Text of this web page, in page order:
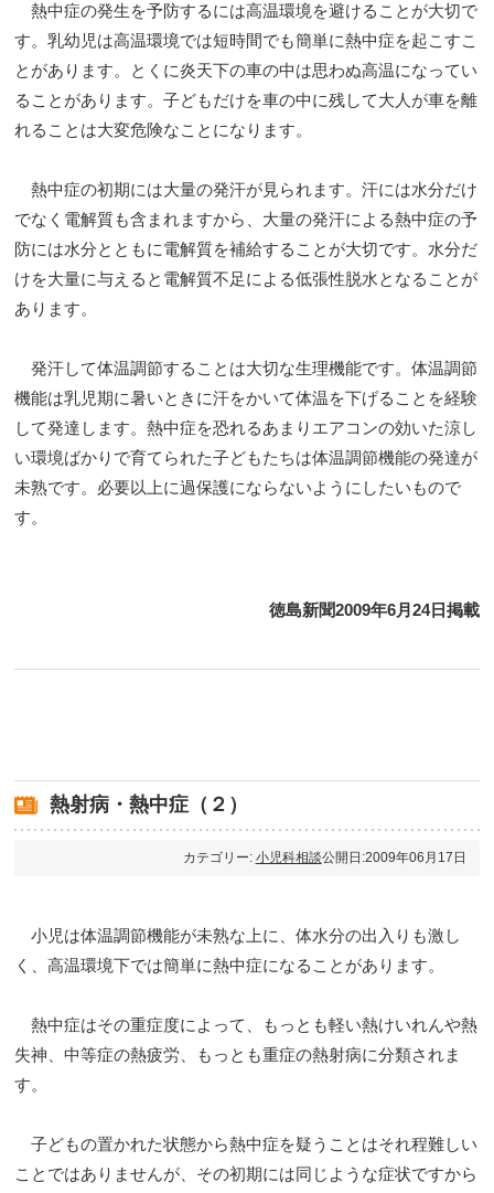
熱中症の発生を予防するには高温環境を避けることが大切で
す。乳幼児は高温環境では短時間でも簡単に熱中症を起こすこ
とがあります。とくに炎天下の車の中は思わぬ高温になってい
ることがあります。子どもだけを車の中に残して大人が車を離
れることは大変危険なことになります。
熱中症の初期には大量の発汗が見られます。汗には水分だけ
でなく電解質も含まれますから、大量の発汗による熱中症の予
防には水分とともに電解質を補給することが大切です。水分だ
けを大量に与えると電解質不足による低張性脱水となることが
あります。
発汗して体温調節することは大切な生理機能です。体温調節
機能は乳児期に暑いときに汗をかいて体温を下げることを経験
して発達します。熱中症を恐れるあまりエアコンの効いた涼し
い環境ばかりで育てられた子どもたちは体温調節機能の発達が
未熟です。必要以上に過保護にならないようにしたいもので
す。
徳島新聞2009年6月24日掲載
熱射病・熱中症（２）
カテゴリー: 小児科相談公開日:2009年06月17日
小児は体温調節機能が未熟な上に、体水分の出入りも激し
く、高温環境下では簡単に熱中症になることがあります。
熱中症はその重症度によって、もっとも軽い熱けいれんや熱
失神、中等症の熱疲労、もっとも重症の熱射病に分類されま
す。
子どもの置かれた状態から熱中症を疑うことはそれ程難しい
ことではありませんが、その初期には同じような症状ですから